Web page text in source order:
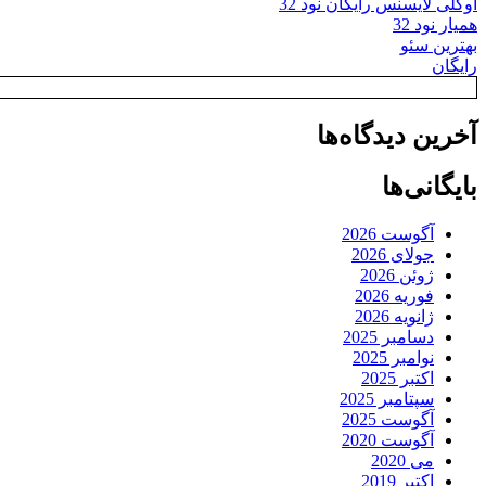
همیار نود 32
بهترین سئو
رایگان
آخرین دیدگاه‌ها
بایگانی‌ها
آگوست 2026
جولای 2026
ژوئن 2026
فوریه 2026
ژانویه 2026
دسامبر 2025
نوامبر 2025
اکتبر 2025
سپتامبر 2025
آگوست 2025
آگوست 2020
می 2020
اکتبر 2019